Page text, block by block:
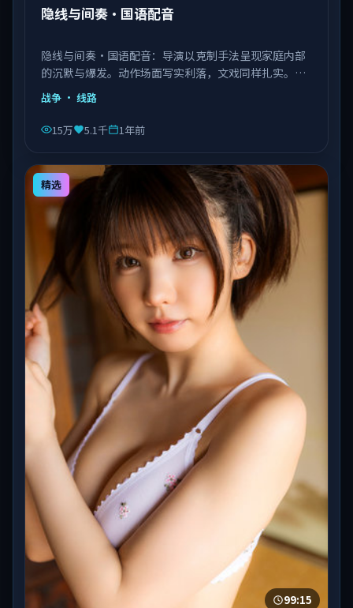
隐线与间奏·国语配音
隐线与间奏·国语配音：导演以克制手法呈现家庭内部
的沉默与爆发。动作场面写实利落，文戏同样扎实。由
李安执导，王景春、艾伦、赵丽颖等主演，中国大陆出
品，类型为战争。
战争 · 线路
15万 5.1千 1年前
精选
99:15